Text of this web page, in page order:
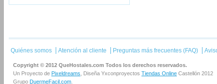
Quiénes somos Atención al cliente Preguntas más frecuentes (FAQ)
Copyright © 2012 QueHostales.com Todos los derechos reservados.
Un Proyecto de Pixeldreams , Diseña Yxconproyectos Tiendas Online Castellón 2012
Grupo DuermeFacil.com